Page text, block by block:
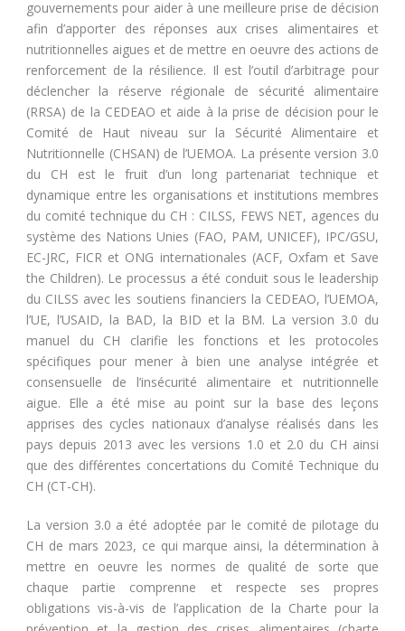
gouvernements pour aider à une meilleure prise de décision
afin d’apporter des réponses aux crises alimentaires et
nutritionnelles aigues et de mettre en oeuvre des actions de
renforcement de la résilience. Il est l’outil d’arbitrage pour
déclencher la réserve régionale de sécurité alimentaire
(RRSA) de la CEDEAO et aide à la prise de décision pour le
Comité de Haut niveau sur la Sécurité Alimentaire et
Nutritionnelle (CHSAN) de l’UEMOA. La présente version 3.0
du CH est le fruit d’un long partenariat technique et
dynamique entre les organisations et institutions membres
du comité technique du CH : CILSS, FEWS NET, agences du
système des Nations Unies (FAO, PAM, UNICEF), IPC/GSU,
EC-JRC, FICR et ONG internationales (ACF, Oxfam et Save
the Children). Le processus a été conduit sous le leadership
du CILSS avec les soutiens financiers la CEDEAO, l’UEMOA,
l’UE, l’USAID, la BAD, la BID et la BM. La version 3.0 du
manuel du CH clarifie les fonctions et les protocoles
spécifiques pour mener à bien une analyse intégrée et
consensuelle de l’insécurité alimentaire et nutritionnelle
aigue. Elle a été mise au point sur la base des leçons
apprises des cycles nationaux d’analyse réalisés dans les
pays depuis 2013 avec les versions 1.0 et 2.0 du CH ainsi
que des différentes concertations du Comité Technique du
CH (CT-CH).
La version 3.0 a été adoptée par le comité de pilotage du
CH de mars 2023, ce qui marque ainsi, la détermination à
mettre en oeuvre les normes de qualité de sorte que
chaque partie comprenne et respecte ses propres
obligations vis-à-vis de l’application de la Charte pour la